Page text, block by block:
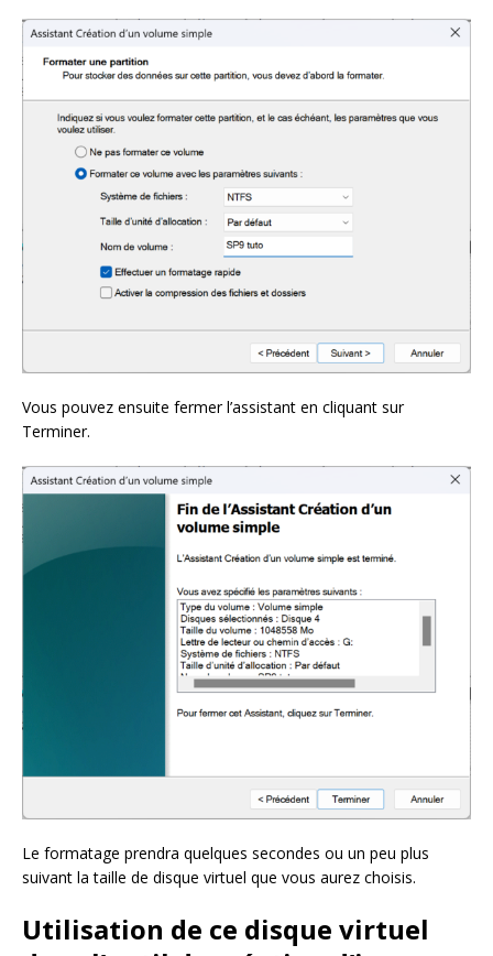
Vous pouvez ensuite fermer l’assistant en cliquant sur
Terminer.
Le formatage prendra quelques secondes ou un peu plus
suivant la taille de disque virtuel que vous aurez choisis.
Utilisation de ce disque virtuel